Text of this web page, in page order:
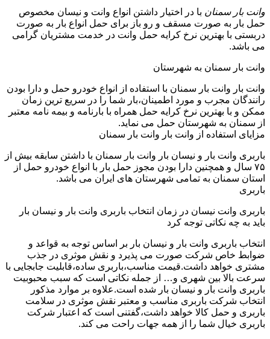
وانت بار سمنان با در اختیار داشتن انواع وانت و نیسان مخصوص
حمل بار به صورت مسقف و رو باز برای حمل انواع بار به صورت
دربستی با بهترین نرخ کرایه حمل وانت در خدمت مشتریان گرامی
می باشد.
وانت بار سمنان به شهرستان
وانت بار وانت بار سمنان با استفاده از انواع خودرو حمل و دارا بودن
رانندگان مجرب و مورد اطمینان،بار شما را در سریع ترین زمان
ممکن و با بهترین نرخ کرایه حمل همراه با بارنامه و بیمه نامه معتبر
از سمنان به شهرستان حمل می نماید.
مزایای استفاده از وانت بار وانت بار سمنان
باربری وانت بار و نیسان بار وانت بار سمنان با داشتن سابقه بیش از
۷۵ سال و همچنین دارا بودن مجوز حمل بار با انواع خودرو حمل از
استان سمنان به تمامی شهرستان های ایران می باشد.
باربری
باربری وانت نیسان در زمان انتخاب باربری وانت بار و نیسان بار
باید به چه نکاتی توجه کرد
انتخاب باربری وانت بار و نیسان بار بر اساس توجه به قواعد و
ضوابط خاص شرکت صورت می پذیرد و نقش موثری در جذب
مشتری خواهد داشت.قیمت مناسب،باربری ساده،قابلیت جابجایی با
سرعت بالا بین شهری و… از جمله نکاتی است که سبب محبوبیت
باربری وانت بار و نیسان بار شده است.علاوه بر موارد مذکور
انتخاب شرکت باربری مناسب و معتبر نقش موثری در سلامت
باربری و حمل کالا خواهد داشت،گفتنی است که اعتبار شرکت
باربری خیال شما را از همه جهات راحت می کند.